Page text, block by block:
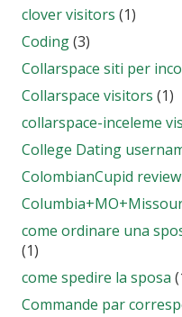
clover visitors (1)
Coding(3)
Collarspace siti per
Collarspace visitors (1)
collarspace-inceleme
College Dating
ColombianCupid review
come ordinare una
(1)
come spedire la sposa
Commande par